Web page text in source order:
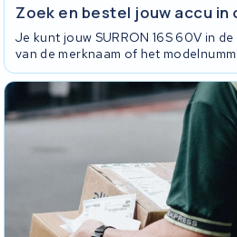
Zoek en bestel jouw accu in
Je kunt jouw SURRON 16S 60V in
van de merknaam of het